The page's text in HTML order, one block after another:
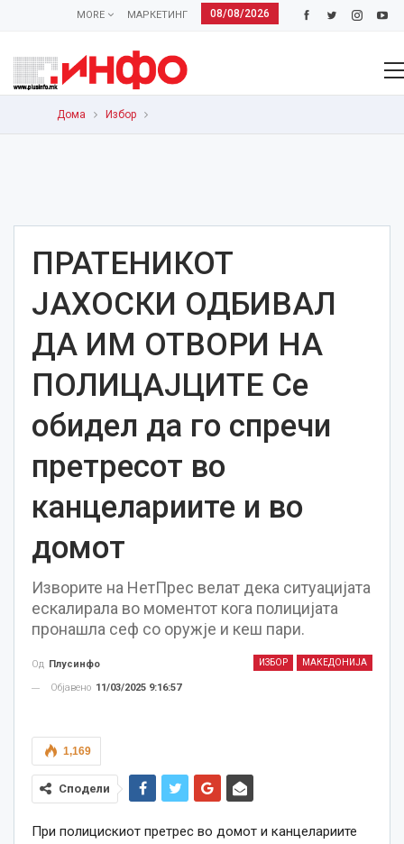
08/08/2026
МАРКЕТИНГ
MORE
Дома Избор
ПРАТЕНИКОТ
ЈАХОСКИ ОДБИВАЛ
ДА ИМ ОТВОРИ НА
ПОЛИЦАЈЦИТЕ Се
обидел да го спречи
претресот во
канцелариите и во
домот
Изворите на НетПрес велат дека ситуацијата
ескалирала во моментот кога полицијата
пронашла сеф со оружје и кеш пари.
ИЗБОР МАКЕДОНИЈА
Од Плусинфо
Објавено 11/03/2025 9:16:57
1,169
Сподели
При полицискиот претрес во домот и канцелариите